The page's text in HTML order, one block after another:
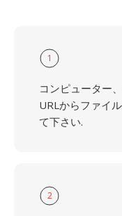
1
コンピューター
URLからファイ
て下さい.
2